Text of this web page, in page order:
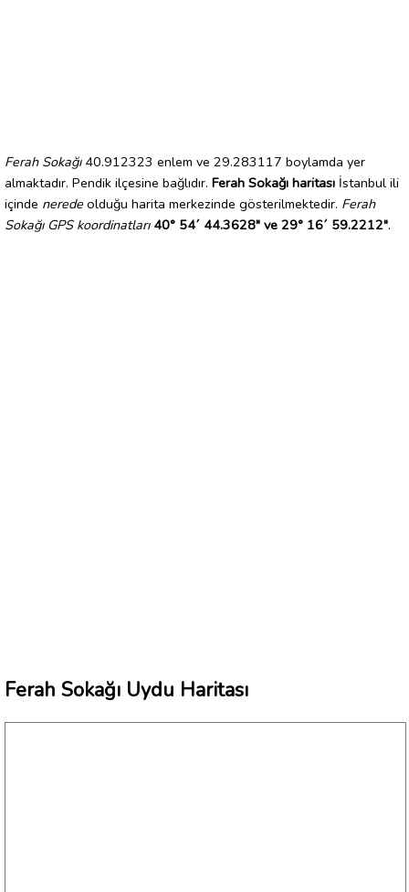
Ferah Sokağı40.912323 enlem ve 29.283117 boylamda yer
almaktadır. Pendik ilçesine bağlıdır. Ferah Sokağı haritası İstanbul ili
içinde nerede olduğu harita merkezinde gösterilmektedir. Ferah
Sokağı GPS koordinatları 40° 54´ 44.3628" ve 29° 16´ 59.2212".
Ferah Sokağı Uydu Haritası